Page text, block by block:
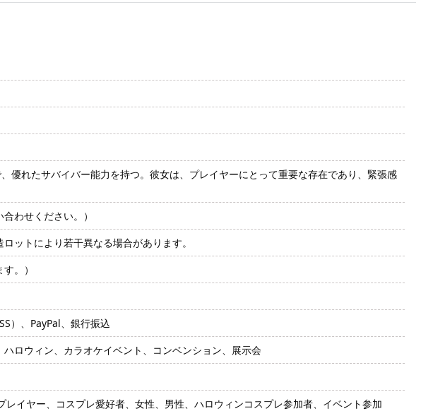
れたサバイバー能力を持つ。彼女は、プレイヤーにとって重要な存在であり、緊張感
わせください。）
ットにより若干異なる場合があります。
。）
）、PayPal、銀行振込
ロウィン、カラオケイベント、コンベンション、展示会
イヤー、コスプレ愛好者、女性、男性、ハロウィンコスプレ参加者、イベント参加